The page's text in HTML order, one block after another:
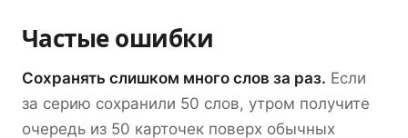
Частые ошибки
Сохранять слишком много слов за раз. Если
за серию сохранили 50 слов, утром получите
очередь из 50 карточек поверх обычных